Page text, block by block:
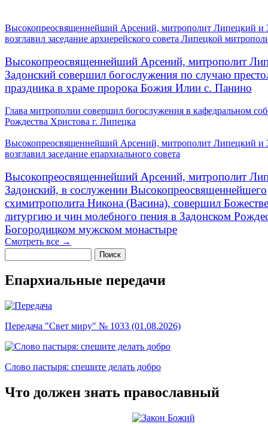
Высокопреосвященнейший Арсений, митрополит Липецкий и
возглавил заседание архиерейского совета Липецкой
Высокопреосвященнейший Арсений, митрополит
Задонский совершил богослужения по случаю
праздника в храме пророка Божия Илии с. Панино
Глава митрополии совершил богослужения в кафедральном
Рождества Христова г. Липецка
Высокопреосвященнейший Арсений, митрополит Липецкий и
возглавил заседание епархиального совета
Высокопреосвященнейший Арсений, митрополит
Задонский, в сослужении Высокопреосвященнейшего
схимитрополита Никона (Васина), совершил
литургию и чин молебного пения в Задонском
Богородицком мужском монастыре
Смотреть все →
Поиск
Епархиальные передачи
Передача "Свет миру" № 1033 (01.08.2026)
Слово пастыря: спешите делать добро
Что должен знать православный